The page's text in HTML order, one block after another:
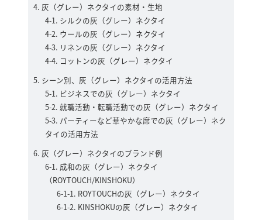
灰（グレー）ネクタイの素材・生地
シルクの灰（グレー）ネクタイ
ウールの灰（グレー）ネクタイ
リネンの灰（グレー）ネクタイ
コットンの灰（グレー）ネクタイ
シーン別、灰（グレー）ネクタイの活用方法
ビジネスでの灰（グレー）ネクタイ
就職活動・転職活動での灰（グレー）ネクタイ
パーティーなど華やかな席での灰（グレー）ネク
タイの活用方法
灰（グレー）ネクタイのブランド例
成和の灰（グレー）ネクタイ
（ROYTOUCH/KINSHOKU）
ROYTOUCHの灰（グレー）ネクタイ
KINSHOKUの灰（グレー）ネクタイ